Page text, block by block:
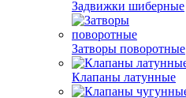
Задвижки шиберные
Затворы поворотные
Клапаны латунные